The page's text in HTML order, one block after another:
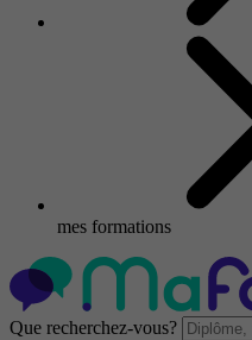
mes formations
Que recherchez-vous?